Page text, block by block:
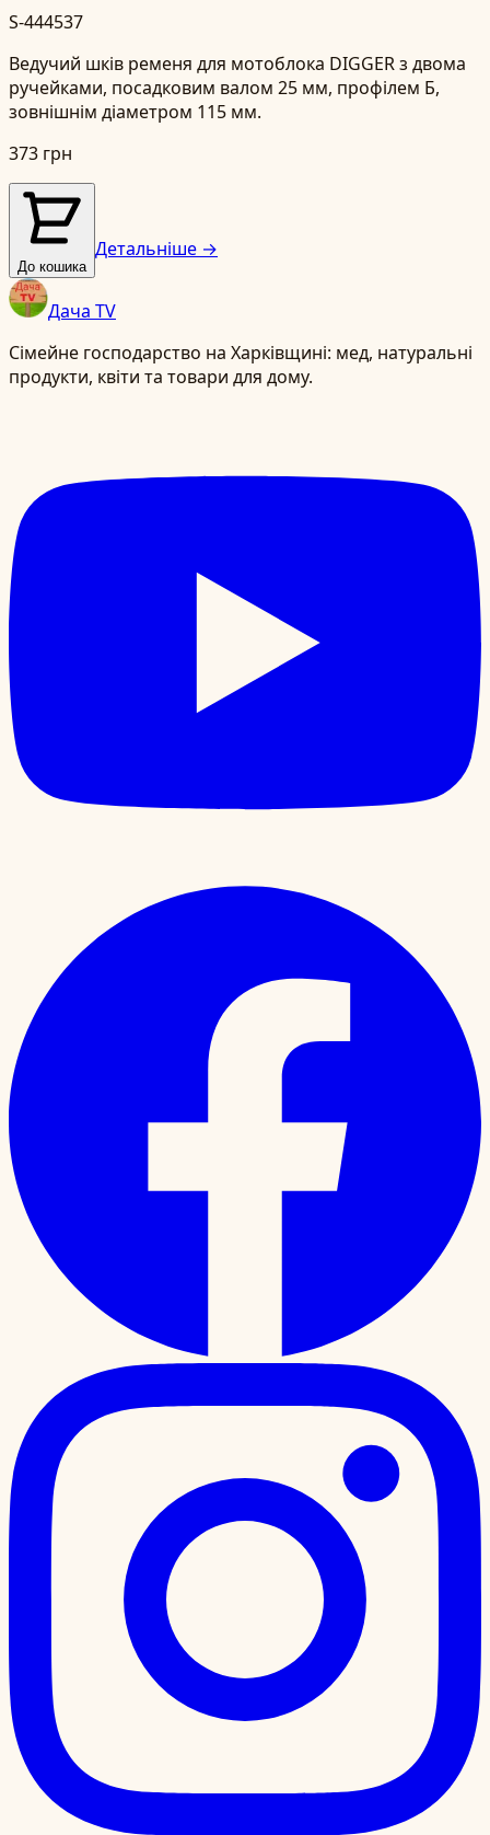
S-444537
Ведучий шків ременя для мотоблока DIGGER з двома
ручейками, посадковим валом 25 мм, профілем Б,
зовнішнім діаметром 115 мм.
373 грн
До кошика
Детальніше →
Дача TV
Сімейне господарство на Харківщині: мед, натуральні
продукти, квіти та товари для дому.